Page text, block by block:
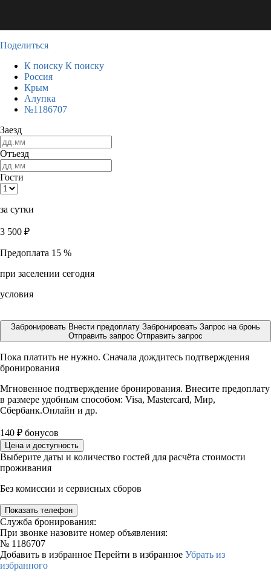
Поделиться
К поиску К поиску
Россия
Крым
Алупка
№1186707
Заезд
Отъезд
Гости
за сутки
3 500 ₽
Предоплата 15 %
при заселении сегодня
условия
Забронировать Внести предоплату Забронировать Запрос на бронь
Отправить запрос Отправить запрос
Пока платить не нужно. Сначала дождитесь подтверждения
бронирования
Мгновенное подтверждение бронирования. Внесите предоплату
в размере удобным способом: Visa, Mastercard, Мир,
Сбербанк.Онлайн и др.
140 ₽ бонусов
Цена и доступность
Выберите даты и количество гостей для расчёта стоимости
проживания
Без комиссии и сервисных сборов
Показать телефон
Служба бронирования:
При звонке назовите номер объявления:
№ 1186707
Добавить в избранное Перейти в избранное Убрать из
избранного